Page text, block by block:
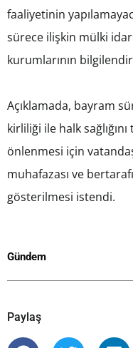
faaliyetinin
sürece ilişkin mülki
kurumlarının
Açıklamada, bayram
kirliliği ile halk
önlenmesi için
muhafazası ve
gösterilmesi istendi.
Gündem
Paylaş